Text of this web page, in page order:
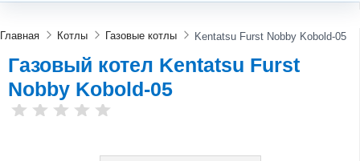
Главная Котлы Газовые котлы Kentatsu Furst Nobby Kobold-05
Газовый котел Kentatsu Furst
Nobby Kobold-05